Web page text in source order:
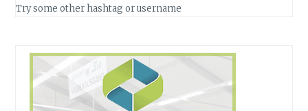
Try some other hashtag or username